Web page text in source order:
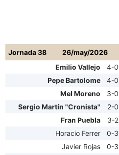
Jornada 38
26/may/2026
Emilio Vallejo
4-0
Pepe Bartolome
4-0
Mel Moreno
3-0
Sergio Martín "Cronista"
2-0
Fran Puebla
3-2
Horacio Ferrer
0-3
Javier Rojas
0-3